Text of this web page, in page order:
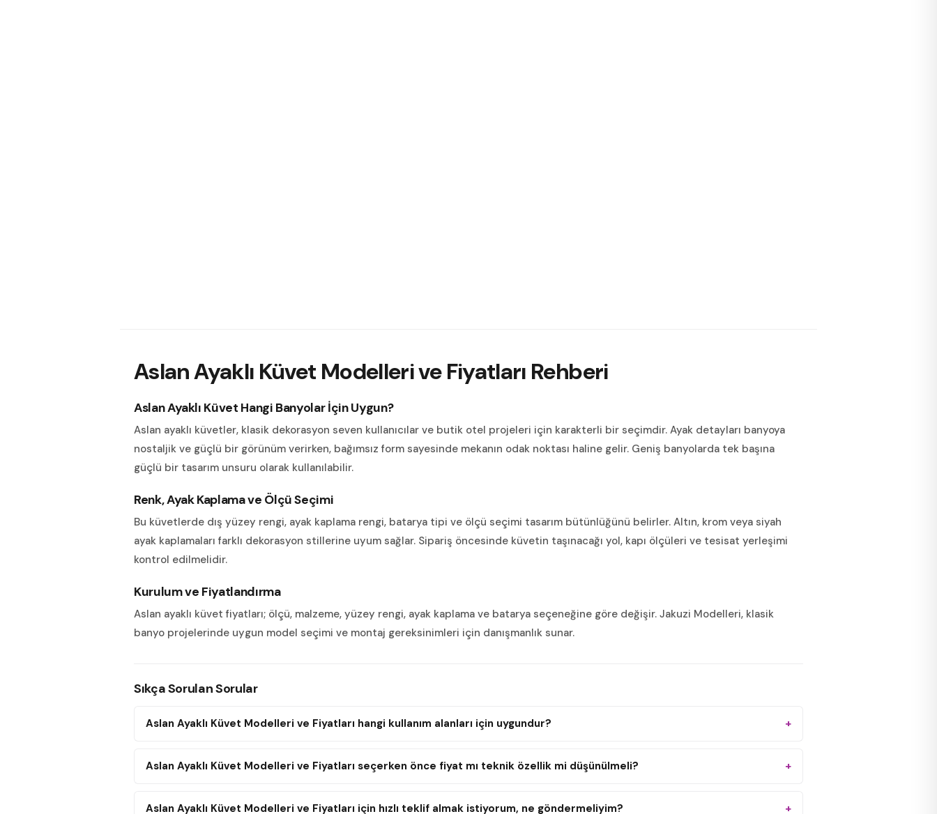
Aslan Ayaklı Küvet Modelleri ve Fiyatları Rehberi
Aslan Ayaklı Küvet Hangi Banyolar İçin Uygun?
Aslan ayaklı küvetler, klasik dekorasyon seven kullanıcılar ve butik otel projeleri için karakterli bir seçimdir. Ayak detayları banyoya
nostaljik ve güçlü bir görünüm verirken, bağımsız form sayesinde mekanın odak noktası haline gelir. Geniş banyolarda tek başına
güçlü bir tasarım unsuru olarak kullanılabilir.
Renk, Ayak Kaplama ve Ölçü Seçimi
Bu küvetlerde dış yüzey rengi, ayak kaplama rengi, batarya tipi ve ölçü seçimi tasarım bütünlüğünü belirler. Altın, krom veya siyah
ayak kaplamaları farklı dekorasyon stillerine uyum sağlar. Sipariş öncesinde küvetin taşınacağı yol, kapı ölçüleri ve tesisat yerleşimi
kontrol edilmelidir.
Kurulum ve Fiyatlandırma
Aslan ayaklı küvet fiyatları; ölçü, malzeme, yüzey rengi, ayak kaplama ve batarya seçeneğine göre değişir. Jakuzi Modelleri, klasik
banyo projelerinde uygun model seçimi ve montaj gereksinimleri için danışmanlık sunar.
Sıkça Sorulan Sorular
Aslan Ayaklı Küvet Modelleri ve Fiyatları hangi kullanım alanları için uygundur?
Aslan Ayaklı Küvet Modelleri ve Fiyatları seçerken önce fiyat mı teknik özellik mi düşünülmeli?
Aslan Ayaklı Küvet Modelleri ve Fiyatları için hızlı teklif almak istiyorum, ne göndermeliyim?